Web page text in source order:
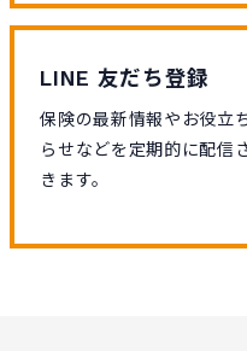
LINE 友だち登録
保険の最新情報やお役立
らせなどを定期的に配信
きます。